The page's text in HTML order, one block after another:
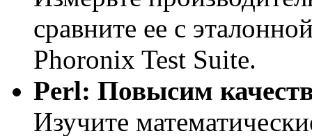
сравните ее с
Phoronix Test Suite.
Perl: Повысим
Изучите